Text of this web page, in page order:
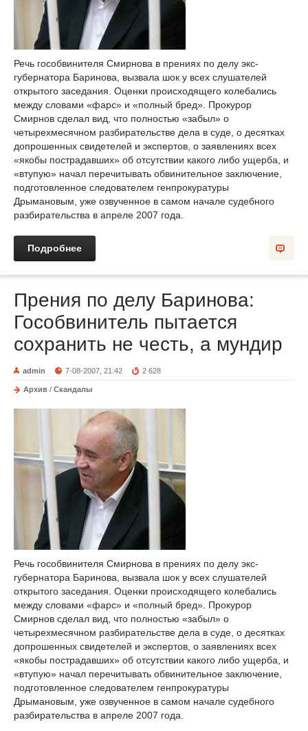
Речь гособвинителя Смирнова в прениях по делу экс-
губернатора Баринова, вызвала шок у всех слушателей
открытого заседания. Оценки происходящего колебались
между словами «фарс» и «полный бред». Прокурор
Смирнов сделал вид, что полностью «забыл» о
четырехмесячном разбирательстве дела в суде, о десятках
допрошенных свидетелей и экспертов, о заявлениях всех
«якобы пострадавших» об отсутствии какого либо ущерба, и
«втупую» начал перечитывать обвинительное заключение,
подготовленное следователем генпрокуратуры
Дрымановым, уже озвученное в самом начале судебного
разбирательства в апреле 2007 года.
Подробнее
Прения по делу Баринова:
Гособвинитель пытается
сохранить не честь, а мундир
admin 7-08-2007, 21:42 2 628
Архив / Скандалы
Речь гособвинителя Смирнова в прениях по делу экс-
губернатора Баринова, вызвала шок у всех слушателей
открытого заседания. Оценки происходящего колебались
между словами «фарс» и «полный бред». Прокурор
Смирнов сделал вид, что полностью «забыл» о
четырехмесячном разбирательстве дела в суде, о десятках
допрошенных свидетелей и экспертов, о заявлениях всех
«якобы пострадавших» об отсутствии какого либо ущерба, и
«втупую» начал перечитывать обвинительное заключение,
подготовленное следователем генпрокуратуры
Дрымановым, уже озвученное в самом начале судебного
разбирательства в апреле 2007 года.